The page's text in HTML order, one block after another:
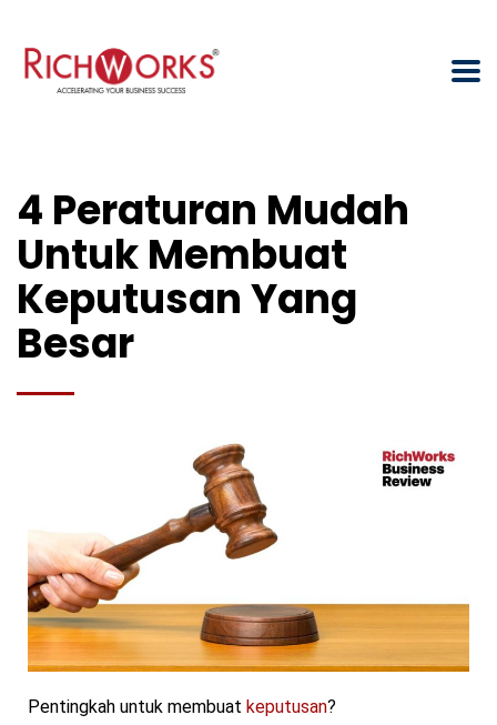
4 Peraturan Mudah
Untuk Membuat
Keputusan Yang
Besar
Pentingkah untuk membuat keputusan?